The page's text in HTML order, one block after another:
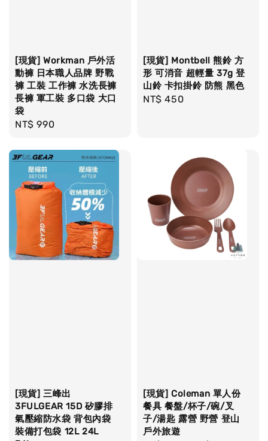
[現貨] Workman 戶外活
動褲 日本職人品牌 野戰
褲 工裝 工作褲 水洗長褲
長褲 軍工裝 多口袋 大口
袋
Regular
NT$ 990
[現貨] Montbell 熊鈴 方
形 可消音 超輕量 37g 登
山鈴 卡扣掛鈴 防熊 黑色
Regular
NT$ 450
[現貨] 三峰出
3FULGEAR 15D 矽膠排
氣壓縮防水袋 背包內袋
裝備打包袋 12L 24L
[現貨] Coleman 單人份
餐具 餐盤/杯子/碗/叉
子/湯匙 露營 野營 登山
戶外旅遊